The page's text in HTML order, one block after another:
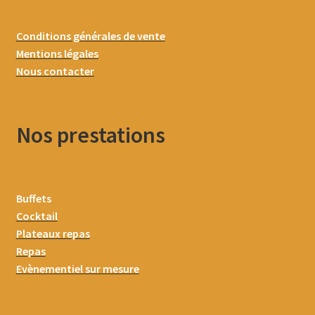
Conditions générales de vente
Mentions légales
Nous contacter
Nos prestations
Buffets
Cocktail
Plateaux repas
Repas
Evènementiel sur mesure